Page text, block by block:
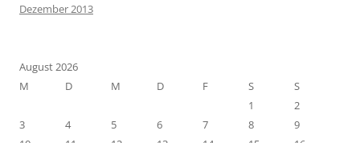
Dezember 2013
August 2026
M
D M D F S
S
1
2
3
4 5 6 7 8
9